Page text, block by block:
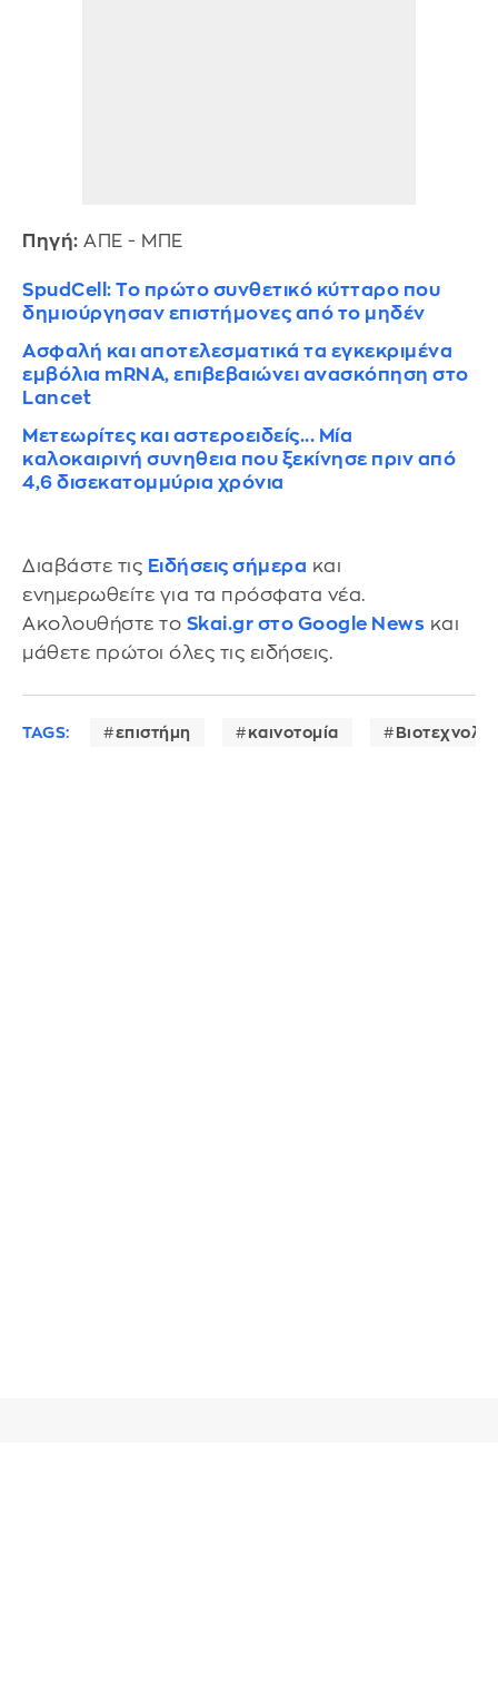
Πηγή: ΑΠΕ - ΜΠΕ
SpudCell: Το πρώτο συνθετικό κύτταρο που
δημιούργησαν επιστήμονες από το μηδέν
Ασφαλή και αποτελεσματικά τα εγκεκριμένα
εμβόλια mRNA, επιβεβαιώνει ανασκόπηση στο
Lancet
Μετεωρίτες και αστεροειδείς... Μία
καλοκαιρινή συνηθεια που ξεκίνησε πριν από
4,6 δισεκατομμύρια χρόνια
Διαβάστε τις Ειδήσεις σήμερα και
ενημερωθείτε για τα πρόσφατα νέα.
Ακολουθήστε το Skai.gr στο Google News και
μάθετε πρώτοι όλες τις ειδήσεις.
TAGS: επιστήμη καινοτομία